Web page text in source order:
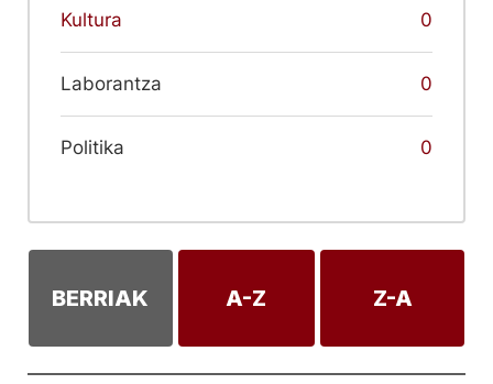
Kultura 0
Laborantza 0
Politika 0
BERRIAK A-Z Z-A